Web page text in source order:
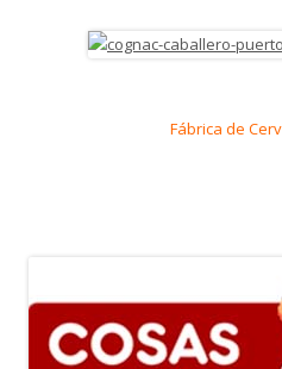
Fábrica de